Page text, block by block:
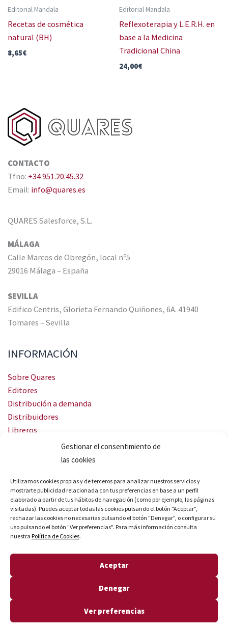
Gestionar el consentimiento de
las cookies
Utilizamos cookies propias y de terceros para analizar nuestros servicios y
mostrarte publicidad relacionada con tus preferencias en base a un perfil
elaborado a partir de tus hábitos de navegación (como por ejemplo, las páginas
visitadas). Puedes aceptar todas las cookies pulsando el botón "Aceptar",
rechazar las cookies no necesarias pulsando el botón "Denegar", o configurar su
uso pulsando el botón "Ver preferencias". Para más información consulta
nuestra Política de Cookies.
Aceptar
Denegar
Ver preferencias
Editorial Mandala
Recetas de cosmética
natural (BH)
8,65€
Editorial Mandala
Reflexoterapia y L.E.R.H. en
base a la Medicina
Tradicional China
24,00€
CONTACTO
Tfno: +34 951.20.45.32
Email: info@quares.es
QUARES Salesforce, S.L.
MÁLAGA
Calle Marcos de Obregón, local nº5
29016 Málaga – España
SEVILLA
Edifico Centris, Glorieta Fernando Quiñones, 6A. 41940
Tomares – Sevilla
INFORMACIÓN
Sobre Quares
Editores
Distribución a demanda
Distribuidores
Libreros
Servicio Landingweb
Crea tu audiobook
Aviso legal
Política de cookies
Declaración de accesibilidad